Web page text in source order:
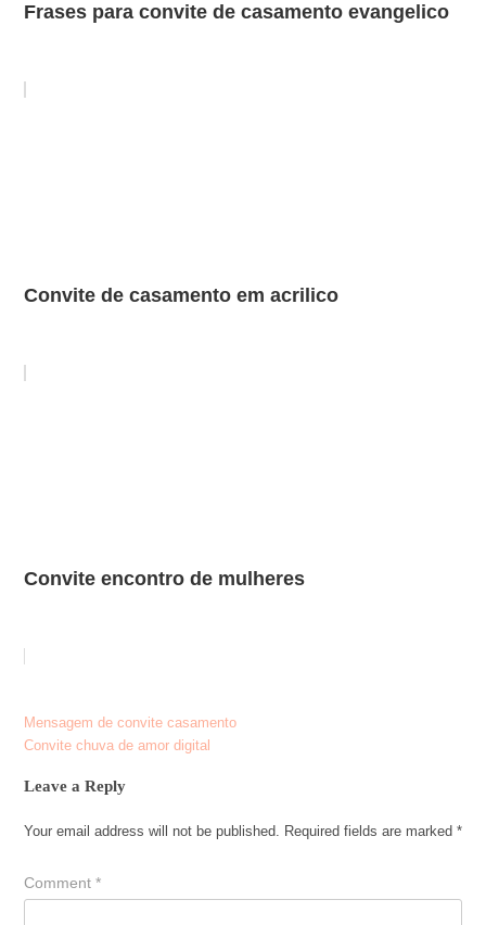
Frases para convite de casamento evangelico
Convite de casamento em acrilico
Convite encontro de mulheres
Post
Mensagem de convite casamento
Convite chuva de amor digital
Leave a Reply
Your email address will not be published. Required fields are marked *
Comment *